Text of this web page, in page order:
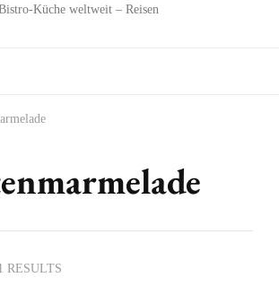
Küche weltweit – Reisen
RESULTS